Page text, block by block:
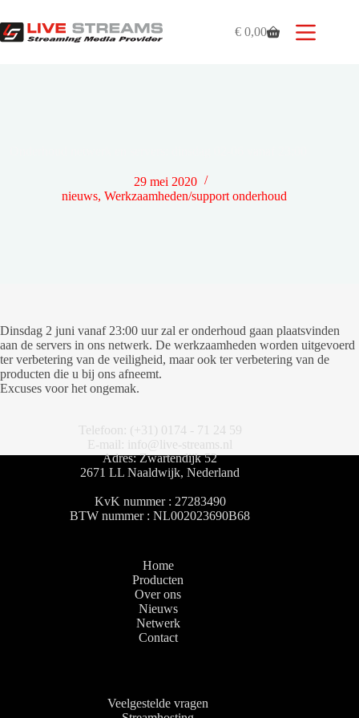
naar
de
Winkelwagen
€ 0,00
29 mei 2020
nieuws, Werkzaamheden/support onderhoud
Dinsdag 2 juni vanaf 23:00 uur zal er onderhoud gaan plaatsvinden
aan de servers in ons netwerk. De werkzaamheden worden uitgevoerd
ter verbetering van de veiligheid, maar ook ter verbetering van de
producten die u bij ons afneemt.
Excuses voor het ongemak.
Telefoon: (+31) 0174 - 71 24 59
E-mail: info@live-streams.nl
Adres: Zwartendijk 52
2671 LL Naaldwijk, Nederland
KvK nummer : 27283490
BTW nummer : NL002023690B68
Home
Producten
Over ons
Nieuws
Netwerk
Contact
Veelgestelde vragen